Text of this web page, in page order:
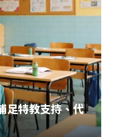
特教支持、代